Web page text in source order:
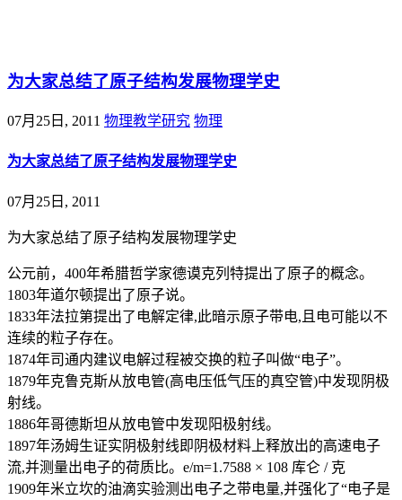
为大家总结了原子结构发展物理学史
07月25日, 2011 物理教学研究 物理
为大家总结了原子结构发展物理学史
07月25日, 2011
为大家总结了原子结构发展物理学史
公元前，400年希腊哲学家德谟克列特提出了原子的概念。
1803年道尔顿提出了原子说。
1833年法拉第提出了电解定律,此暗示原子带电,且电可能以不
连续的粒子存在。
1874年司通内建议电解过程被交换的粒子叫做“电子”。
1879年克鲁克斯从放电管(高电压低气压的真空管)中发现阴极
射线。
1886年哥德斯坦从放电管中发现阳极射线。
1897年汤姆生证实阴极射线即阴极材料上释放出的高速电子
流,并测量出电子的荷质比。e/m=1.7588 × 108 库仑 / 克
1909年米立坎的油滴实验测出电子之带电量,并强化了“电子是